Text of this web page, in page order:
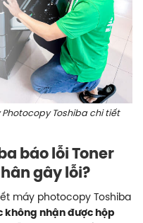
Photocopy Toshiba chi tiết
báo lỗi Toner
gây lỗi?
máy photocopy Toshiba
không nhận được hộp